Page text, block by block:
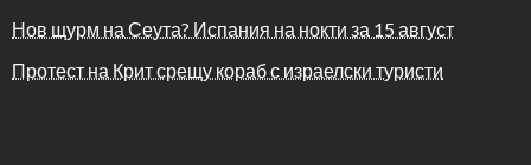
Нов щурм на Сеута? Испания на нокти за 15 август
Протест на Крит срещу кораб с израелски туристи